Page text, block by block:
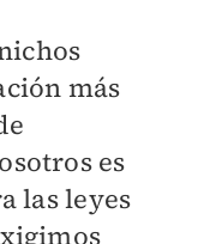
más
es
las leyes